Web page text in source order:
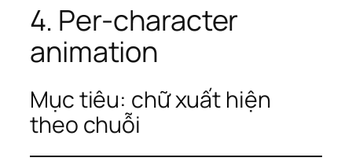
4. Per-character
animation
Mục tiêu: chữ xuất hiện
theo chuỗi